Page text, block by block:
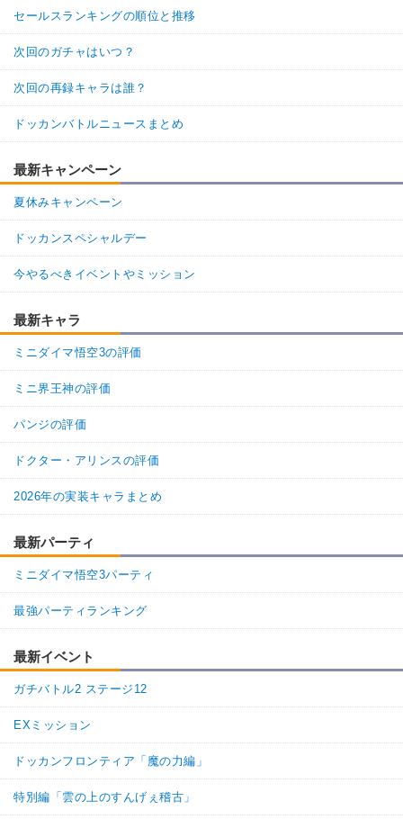
セールスランキングの順位と推移
次回のガチャはいつ？
次回の再録キャラは誰？
ドッカンバトルニュースまとめ
最新キャンペーン
夏休みキャンペーン
ドッカンスペシャルデー
今やるべきイベントやミッション
最新キャラ
ミニダイマ悟空3の評価
ミニ界王神の評価
パンジの評価
ドクター・アリンスの評価
2026年の実装キャラまとめ
最新パーティ
ミニダイマ悟空3パーティ
最強パーティランキング
最新イベント
ガチバトル2 ステージ12
EXミッション
ドッカンフロンティア「魔の力編」
特別編「雲の上のすんげぇ稽古」